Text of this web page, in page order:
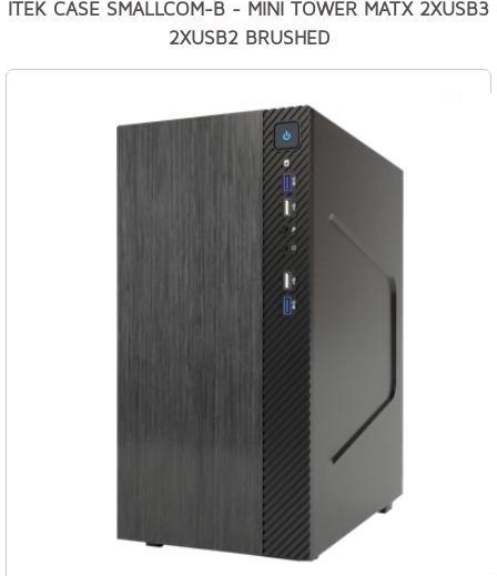
ITEK CASE SMALLCOM-B - MINI TOWER MATX 2XUSB3
2XUSB2 BRUSHED